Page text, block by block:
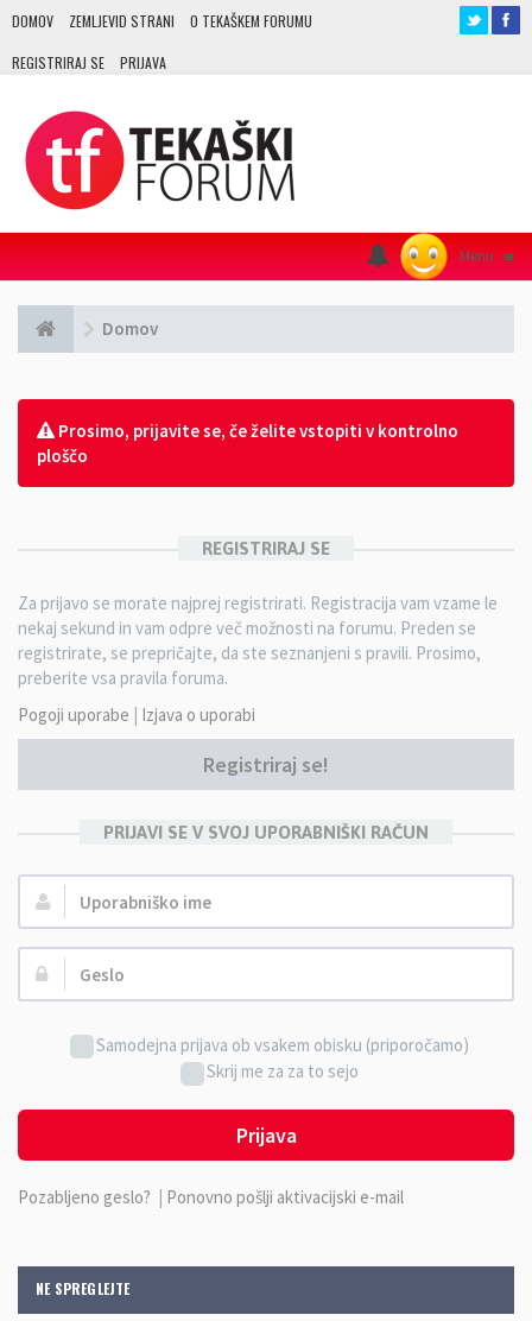
DOMOV ZEMLJEVID STRANI O TEKAŠKEM FORUMU
REGISTRIRAJ SE PRIJAVA
Menu ≡
Domov
NE SPREGLEJTE
Prosimo, prijavite se, če želite vstopiti v kontrolno
ploščo
REGISTRIRAJ SE
Za prijavo se morate najprej registrirati. Registracija vam vzame le
nekaj sekund in vam odpre več možnosti na forumu. Preden se
registrirate, se prepričajte, da ste seznanjeni s pravili. Prosimo,
preberite vsa pravila foruma.
Pogoji uporabe | Izjava o uporabi
Registriraj se!
PRIJAVI SE V SVOJ UPORABNIŠKI RAČUN
Uporabniško
ime:
Geslo:
Samodejna prijava ob vsakem obisku (priporočamo)
Skrij me za za to sejo
Prijava
Pozabljeno geslo? | Ponovno pošlji aktivacijski e-mail